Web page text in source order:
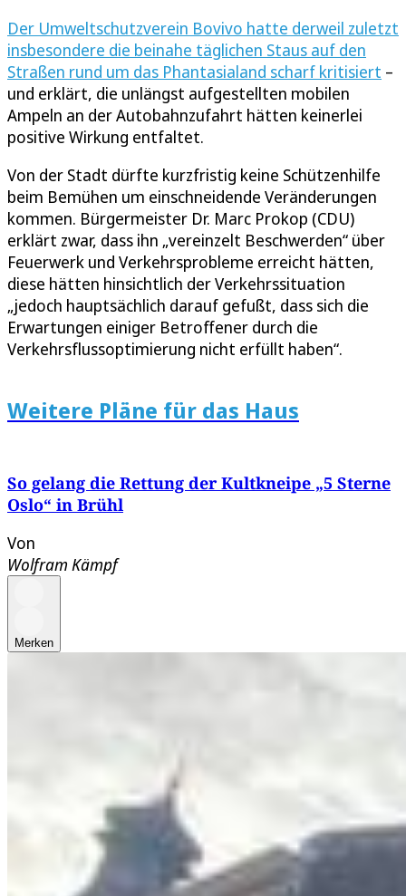
Der Umweltschutzverein Bovivo hatte derweil zuletzt
insbesondere die beinahe täglichen Staus auf den
Straßen rund um das Phantasialand scharf kritisiert –
und erklärt, die unlängst aufgestellten mobilen
Ampeln an der Autobahnzufahrt hätten keinerlei
positive Wirkung entfaltet.
Von der Stadt dürfte kurzfristig keine Schützenhilfe
beim Bemühen um einschneidende Veränderungen
kommen. Bürgermeister Dr. Marc Prokop (CDU)
erklärt zwar, dass ihn „vereinzelt Beschwerden“ über
Feuerwerk und Verkehrsprobleme erreicht hätten,
diese hätten hinsichtlich der Verkehrssituation
„jedoch hauptsächlich darauf gefußt, dass sich die
Erwartungen einiger Betroffener durch die
Verkehrsflussoptimierung nicht erfüllt haben“.
Weitere Pläne für das Haus
So gelang die Rettung der Kultkneipe „5 Sterne
Oslo“ in Brühl
Von
Wolfram Kämpf
Merken